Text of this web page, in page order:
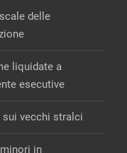
delle
liquidate a
esecutive
sui vecchi stralci
in